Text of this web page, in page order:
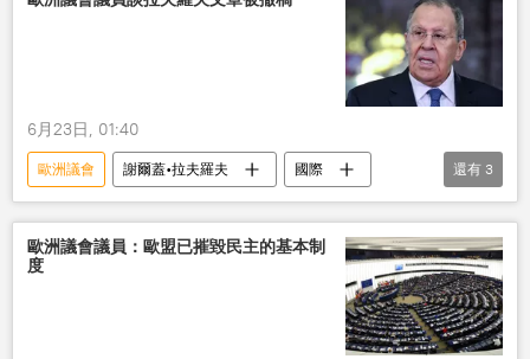
6月23日, 01:40
歐洲議會 謝爾蓋•拉夫羅夫
國際
國際關係
歐盟 歐洲
還有 3
歐洲議會議員：歐盟已摧毀民主的基本制
度